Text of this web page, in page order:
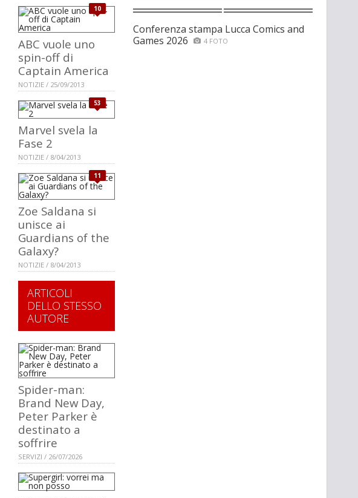
10
ABC vuole uno
spin-off di
Captain America
NOTIZIE / 25/09/2013
53
Marvel svela la
Fase 2
NOTIZIE / 8/04/2013
11
Zoe Saldana si
unisce ai
Guardians of the
Galaxy?
NOTIZIE / 8/04/2013
ARTICOLI
DELLO STESSO
AUTORE
Spider-man:
Brand New Day,
Peter Parker è
destinato a
soffrire
SERVIZI / 26/07/2026
Conferenza stampa Lucca Comics and
Games 2026
4 FOTO